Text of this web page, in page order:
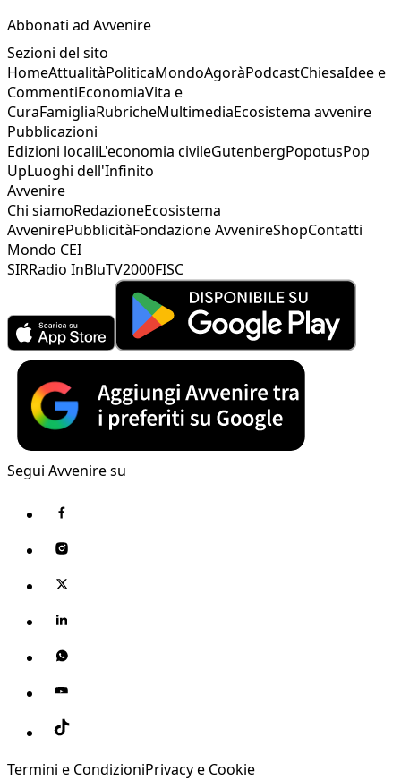
Abbonati ad Avvenire
Sezioni del sito
HomeAttualitàPoliticaMondoAgoràPodcastChiesaIdee e
CommentiEconomiaVita e
CuraFamigliaRubricheMultimediaEcosistema avvenire
Pubblicazioni
Edizioni localiL'economia civileGutenbergPopotusPop
UpLuoghi dell'Infinito
Avvenire
Chi siamoRedazioneEcosistema
AvvenirePubblicitàFondazione AvvenireShopContatti
Mondo CEI
SIRRadio InBluTV2000FISC
Segui Avvenire su
Termini e CondizioniPrivacy e Cookie